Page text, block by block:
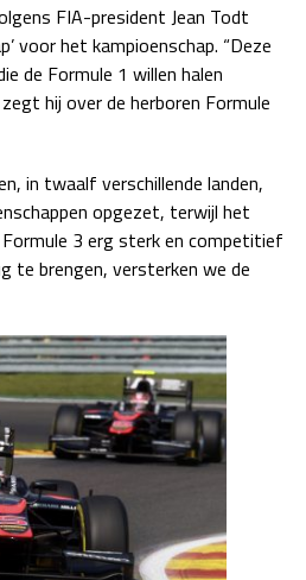
FIA-president Jean Todt
voor het kampioenschap. “Deze
de Formule 1 willen halen
hij over de herboren Formule
in twaalf verschillende landen,
opgezet, terwijl het
3 erg sterk en competitief
te brengen, versterken we de